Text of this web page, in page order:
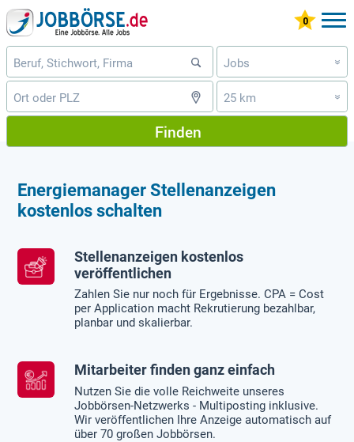
Jobs »
25 km »
Finden
Energiemanager Stellenanzeigen
kostenlos schalten
Stellenanzeigen kostenlos
veröffentlichen
Zahlen Sie nur noch für Ergebnisse. CPA = Cost
per Application macht Rekrutierung bezahlbar,
planbar und skalierbar.
Mitarbeiter finden ganz einfach
Nutzen Sie die volle Reichweite unseres
Jobbörsen-Netzwerks - Multiposting inklusive.
Wir veröffentlichen Ihre Anzeige automatisch auf
über 70 großen Jobbörsen.